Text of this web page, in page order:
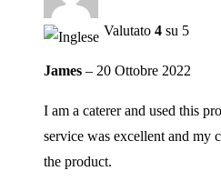
Valutato 4 su 5
James – 20 Ottobre 2022
I am a caterer and used this
service was excellent and my
the product.